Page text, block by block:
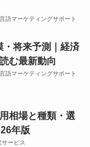
語マーケティングサポート
・将来予測｜経済
む最新動向
語マーケティングサポート
相場と種類・選
年版
サービス